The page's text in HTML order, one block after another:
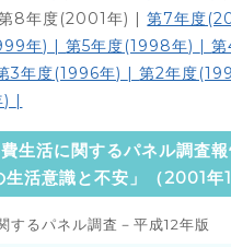
8年度(2001年) |第7年度
年) |第5年度(1998年) |
3年度(1996年) |第2年度
|
生活に関するパネル調査報
生活意識と不安」（2001年
するパネル調査－平成12年版